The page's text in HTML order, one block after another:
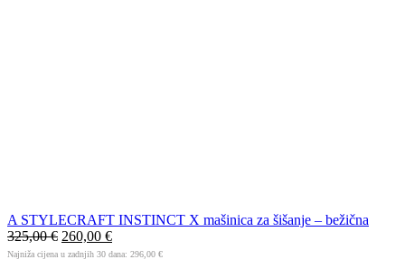
A STYLECRAFT INSTINCT X mašinica za šišanje – bežična
325,00€ 260,00 €
Najniža cijena u zadnjih 30 dana: 296,00 €